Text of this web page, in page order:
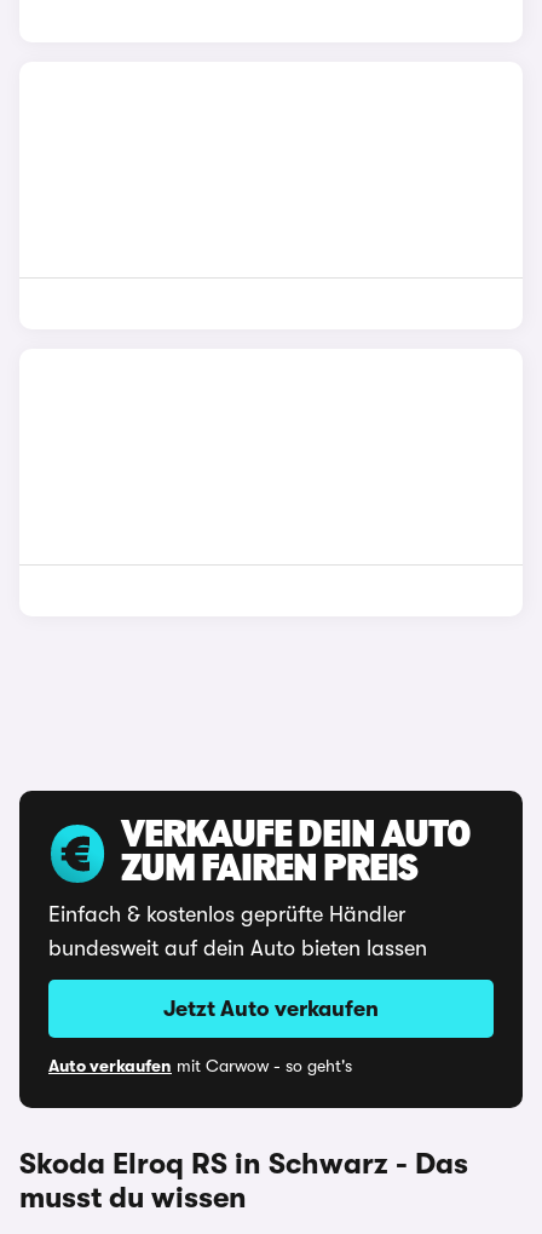
VERKAUFE DEIN AUTO
ZUM FAIREN PREIS
Einfach & kostenlos geprüfte Händler
bundesweit auf dein Auto bieten lassen
Jetzt Auto verkaufen
Auto verkaufen mit Carwow - so geht's
Skoda Elroq RS in Schwarz - Das
musst du wissen